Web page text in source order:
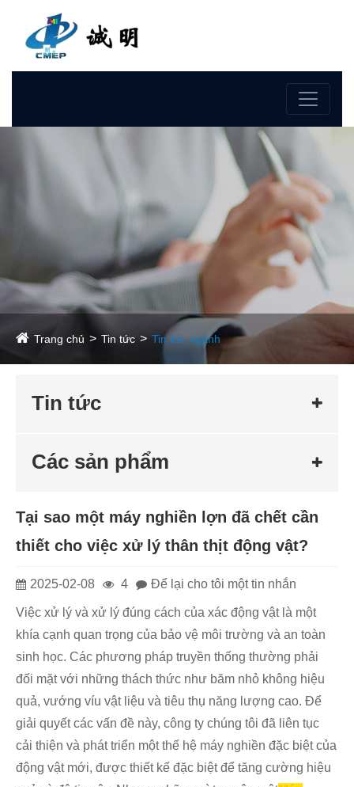
Trang chủ Tin tức Tin tức ngành
Tin tức
Các sản phẩm
Tại sao một máy nghiền lợn đã chết cần
thiết cho việc xử lý thân thịt động vật?
2025-02-08 4 Để lại cho tôi một tin nhắn
Việc xử lý và xử lý đúng cách của xác động vật là một
khía cạnh quan trọng của bảo vệ môi trường và an toàn
sinh học. Các phương pháp truyền thống thường phải
đối mặt với những thách thức như băm nhỏ không hiệu
quả, vướng víu vật liệu và tiêu thụ năng lượng cao. Để
giải quyết các vấn đề này, công ty chúng tôi đã liên tục
cải thiện và phát triển một thế hệ máy nghiền đặc biệt của
động vật mới, được thiết kế đặc biệt để tăng cường hiệu